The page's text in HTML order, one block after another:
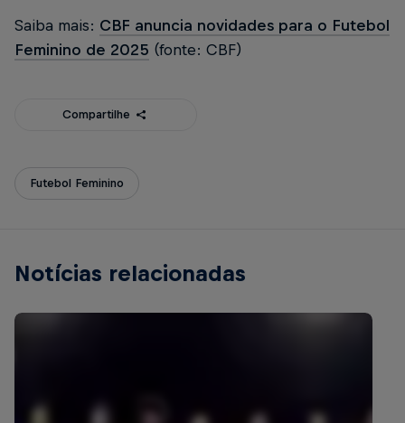
Saiba mais: CBF anuncia novidades para o Futebol
Feminino de 2025 (fonte: CBF)
Compartilhe
Futebol Feminino
Notícias relacionadas